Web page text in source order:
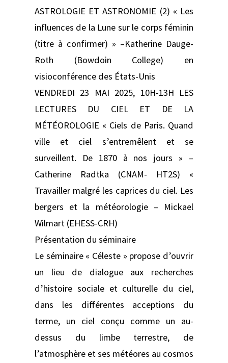
ASTROLOGIE ET ASTRONOMIE (2) « Les
influences de la Lune sur le corps féminin
(titre à confirmer) » –Katherine Dauge-
Roth (Bowdoin College) en
visioconférence des États-Unis
VENDREDI 23 MAI 2025, 10H-13H LES
LECTURES DU CIEL ET DE LA
MÉTÉOROLOGIE « Ciels de Paris. Quand
ville et ciel s’entremêlent et se
surveillent. De 1870 à nos jours » –
Catherine Radtka (CNAM- HT2S) «
Travailler malgré les caprices du ciel. Les
bergers et la météorologie – Mickael
Wilmart (EHESS-CRH)
Présentation du séminaire
Le séminaire « Céleste » propose d’ouvrir
un lieu de dialogue aux recherches
d’histoire sociale et culturelle du ciel,
dans les différentes acceptions du
terme, un ciel conçu comme un au-
dessus du limbe terrestre, de
l’atmosphère et ses météores au cosmos